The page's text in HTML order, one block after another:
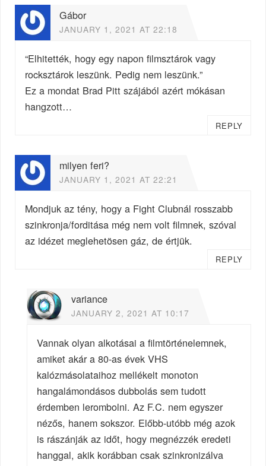
Gábor
JANUARY 1, 2021 AT 22:18
“Elhitették, hogy egy napon filmsztárok vagy
rocksztárok leszünk. Pedig nem leszünk.”
Ez a mondat Brad Pitt szájából azért mókásan
hangzott…
REPLY
milyen feri?
JANUARY 1, 2021 AT 22:21
Mondjuk az tény, hogy a Fight Clubnál rosszabb
szinkronja/forditása még nem volt filmnek, szóval
az idézet meglehetösen gáz, de értjük.
REPLY
variance
JANUARY 2, 2021 AT 10:17
Vannak olyan alkotásai a filmtörténelemnek,
amiket akár a 80-as évek VHS
kalózmásolataihoz mellékelt monoton
hangalámondásos dubbolás sem tudott
érdemben lerombolni. Az F.C. nem egyszer
nézős, hanem sokszor. Előbb-utóbb még azok
is rászánják az időt, hogy megnézzék eredeti
hanggal, akik korábban csak szinkronizálva